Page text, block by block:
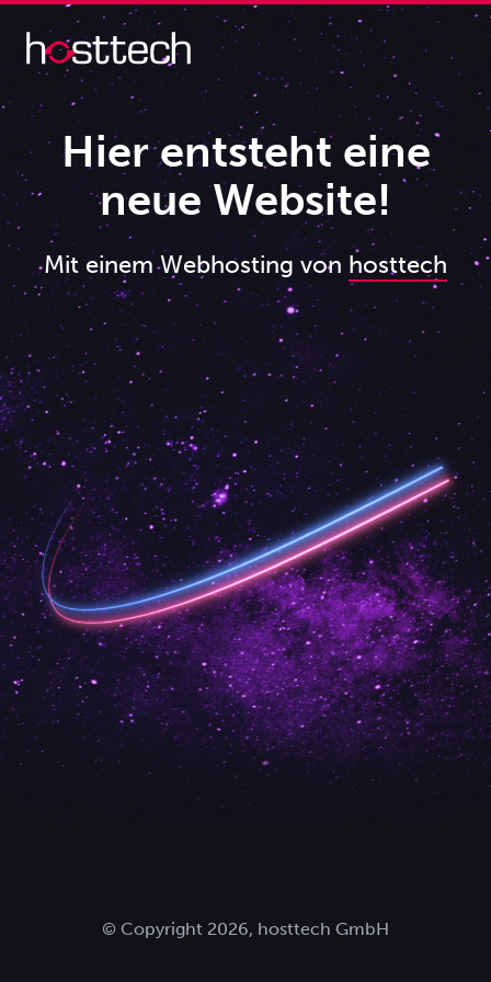
Hier entsteht eine
neue Website!
Mit einem Webhosting von hosttech
© Copyright 2026, hosttech GmbH